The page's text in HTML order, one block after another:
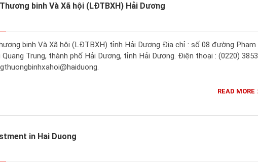
binh Và Xã hội (LĐTBXH) Hải Dương
binh Và Xã hội (LĐTBXH) tỉnh Hải Dương Địa chỉ : số 08 đường Phạm
Trung, thành phố Hải Dương, tỉnh Hải Dương. Điện thoại : (0220) 3853
READ MORE
in Hai Duong